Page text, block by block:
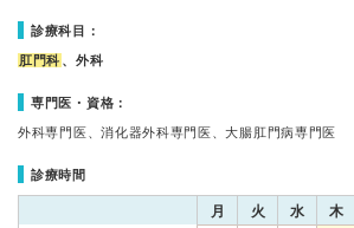
診療科目：
肛門科 、外科
専門医・資格：
外科専門医、消化器外科専門医、大腸肛門病専門医
診療時間
月 火 水 木